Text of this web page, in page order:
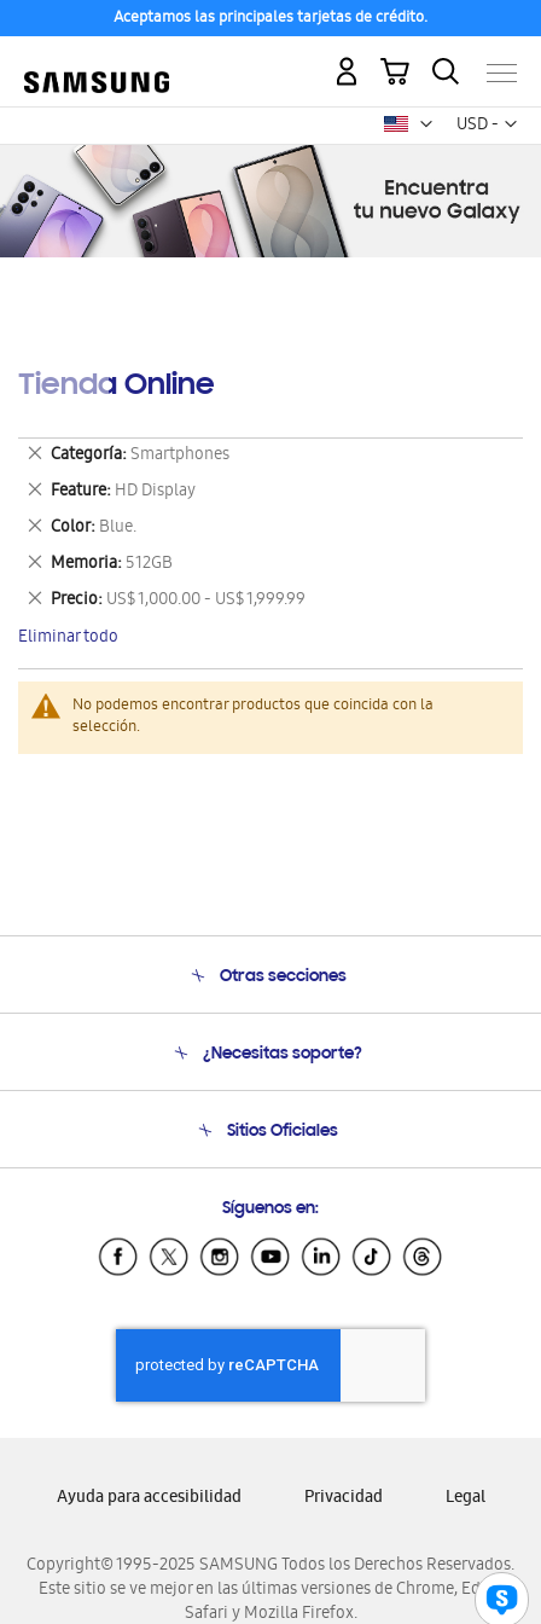
Aceptamos las principales tarjetas de crédito.
USD -
dólar
Mi carrito
Tienda Online
No podemos encontrar productos que coincida con la
selección.
Categoría Smartphones
Eliminar
este
artículo
Feature HD Display
Eliminar
este
artículo
Color Blue.
Eliminar
este
artículo
Memoria 512GB
Eliminar
este
artículo
Precio US$ 1,000.00 - US$ 1,999.99
Eliminar
este
artículo
Eliminar todo
Otras secciones
Soporte
Condiciones de Compra
¿Necesitas soporte?
Soporte vía eMail
Sitios Oficiales
Samsung Ecuador
Samsung El Salvador
Samsung Honduras
Samsung Nicaragua
Samsung Panamá
Samsung Venezuela
Síguenos en:
Copyright© 1995-2025 SAMSUNG Todos los Derechos Reservados.
Este sitio se ve mejor en las últimas versiones de Chrome, Edge,
Safari y Mozilla Firefox.
Ayuda para accesibilidad Privacidad Legal